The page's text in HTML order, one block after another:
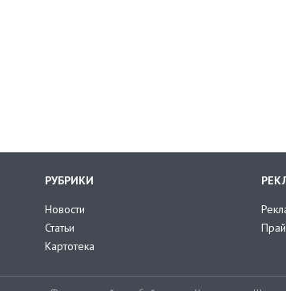
РУБРИКИ
Новости
Статьи
Картотека